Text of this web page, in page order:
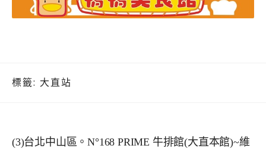
標籤: 大直站
(3)台北中山區。N°168 PRIME 牛排館(大直本館)~維